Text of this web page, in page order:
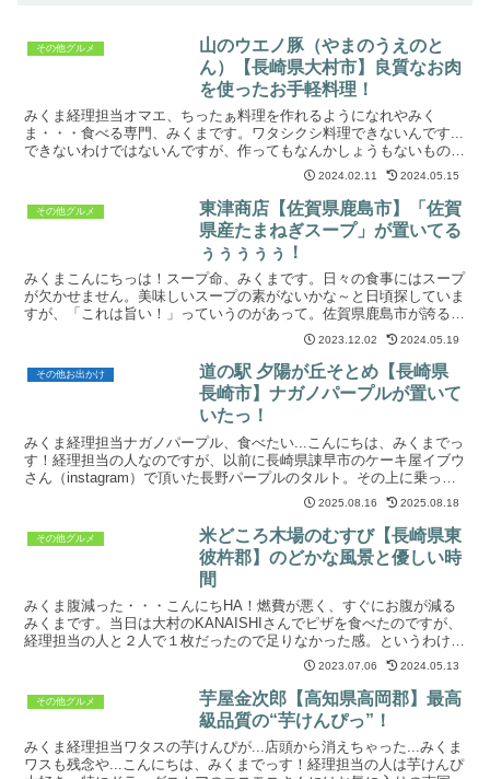
その他グルメ
山のウエノ豚（やまのうえのと
ん）【長崎県大村市】良質なお肉
を使ったお手軽料理！
みくま経理担当オマエ、ちったぁ料理を作れるようになれやみく
ま・・・食べる専門、みくまです。ワタシクシ料理できないんです...
できないわけではないんですが、作ってもなんかしょうもないものし
かできず...レシピ通りに作っても、別次元のものが誕生...
2024.02.11 2024.05.15
その他グルメ
東津商店【佐賀県鹿島市】「佐賀
県産たまねぎスープ」が置いてる
ぅぅぅぅぅ！
みくまこんにちっは！スープ命、みくまです。日々の食事にはスープ
が欠かせません。美味しいスープの素がないかな～と日頃探していま
すが、「これは旨い！」っていうのがあって。佐賀県鹿島市が誇るス
ープ！それが、佐賀県鹿島市にある東津商店さんが出されて...
2023.12.02 2024.05.19
その他お出かけ
道の駅 夕陽が丘そとめ【長崎県
長崎市】ナガノパープルが置いて
いたっ！
みくま経理担当ナガノパープル、食べたい...こんにちは、みくまでっ
す！経理担当の人なのですが、以前に長崎県諌早市のケーキ屋イブウ
さん（instagram）で頂いた長野パープルのタルト。その上に乗っか
っていたナガノパープルが大好物になりました...2025.08.16 2025.08.18
その他グルメ
米どころ木場のむすび【長崎県東
彼杵郡】のどかな風景と優しい時
間
みくま腹減った・・・こんにちHA！燃費が悪く、すぐにお腹が減る
みくまです。当日は大村のKANAISHIさんでピザを食べたのですが、
経理担当の人と２人で１枚だったので足りなかった感。というわけ
で！おにぎりが食べたくなったので、美味しいおにぎり...
2023.07.06 2024.05.13
その他グルメ
芋屋金次郎【高知県高岡郡】最高
級品質の“芋けんぴっ”！
みくま経理担当ワタスの芋けんぴが...店頭から消えちゃった...みくま
ワスも残念や...こんにちは、みくまでっす！経理担当の人は芋けんぴ